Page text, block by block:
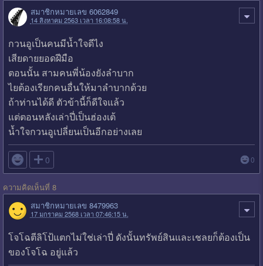
สมาชิกหมายเลข 6062849
14 สิงหาคม 2563 เวลา 16:08:58 น.
กวนอูเป็นคนมีน้ำใจดีไง
เสียดายยอดฝีมือ
ตอนนั้น สามคนพี่น้องยังลำบาก
ไยต้องเรียกคนอื่นให้มาลำบากด้วย
ถ้าท่านได้ดี ตัวข้านี้ก็ดีใจแล้ว
แต่ตอนหลังเล่าปี่เป็นฮ่องเต้
น้ำใจกวนอูเปลี่ยนเป็นอีกอย่างเลย
 0 0
ความคิดเห็นที่ 8
สมาชิกหมายเลข 8479963
17 มกราคม 2568 เวลา 07:46:15 น.
โจโฉตีลิโป้แตกไม่ใช่เล่าปี่ ดังนั้นทรัพย์สินและเชลยก็ต้องเป็น
ของโจโฉ อยู่แล้ว